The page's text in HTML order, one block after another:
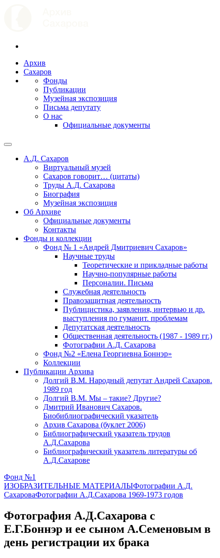
Архив
Сахаров
Фонды
Публикации
Музейная экспозиция
Письма депутату
О нас
Официальные документы
А.Д. Сахаров
Виртуальный музей
Сахаров говорит… (цитаты)
Труды А.Д. Сахарова
Биография
Музейная экспозиция
Об Архиве
Официальные документы
Контакты
Фонды и коллекции
Фонд № 1 «Андрей Дмитриевич Сахаров»
Научные труды
Теоретические и прикладные работы
Научно-популярные работы
Персоналии. Письма
Служебная деятельность
Правозащитная деятельность
Публицистика, заявления, интервью и др.
выступления по гуманит. проблемам
Депутатская деятельность
Общественная деятельность (1987 - 1989 гг.)
Фотографии А.Д. Сахарова
Фонд №2 «Елена Георгиевна Боннэр»
Коллекции
Публикации Архива
Долгий В.М. Народный депутат Андрей Сахаров.
1989 год
Долгий В.М. Мы – такие? Другие?
Дмитрий Иванович Сахаров.
Биобиблиографический указатель
Архив Сахарова (буклет 2006)
Библиографический указатель трудов
А.Д.Сахарова
Библиографический указатель литературы об
А.Д.Сахарове
Фонд №1
ИЗОБРАЗИТЕЛЬНЫЕ МАТЕРИАЛЫФотографии А.Д.
СахароваФотографии А.Д.Сахарова 1969-1973 годов
Фотография А.Д.Сахарова с
Е.Г.Боннэр и ее сыном А.Семеновым в
день регистрации их брака